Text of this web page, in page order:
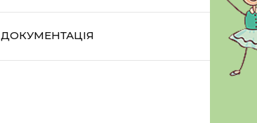
ДОКУМЕНТАЦІЯ